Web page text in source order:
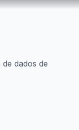
dados de